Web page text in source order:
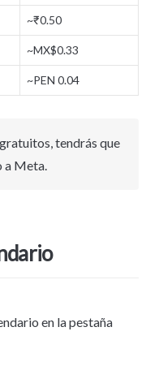
~₹0.50
~MX$0.33
~PEN 0.04
tendrás que
a Meta.